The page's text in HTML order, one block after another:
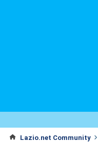
Lazio.net Community